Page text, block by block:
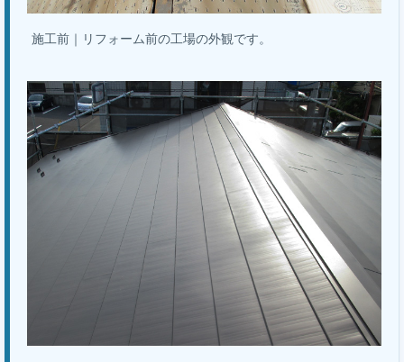
施工前｜リフォーム前の工場の外観です。